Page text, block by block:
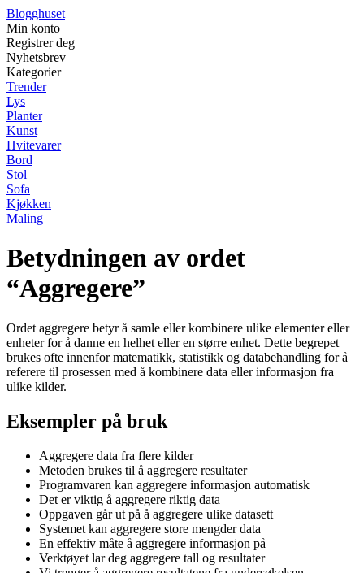
Blogghuset
Min konto
Registrer deg
Nyhetsbrev
Kategorier
Trender
Lys
Planter
Kunst
Hvitevarer
Bord
Stol
Sofa
Kjøkken
Maling
Betydningen av ordet
“Aggregere”
Ordet aggregere betyr å samle eller kombinere ulike elementer eller
enheter for å danne en helhet eller en større enhet. Dette begrepet
brukes ofte innenfor matematikk, statistikk og databehandling for å
referere til prosessen med å kombinere data eller informasjon fra
ulike kilder.
Eksempler på bruk
Aggregere data fra flere kilder
Metoden brukes til å aggregere resultater
Programvaren kan aggregere informasjon automatisk
Det er viktig å aggregere riktig data
Oppgaven går ut på å aggregere ulike datasett
Systemet kan aggregere store mengder data
En effektiv måte å aggregere informasjon på
Verktøyet lar deg aggregere tall og resultater